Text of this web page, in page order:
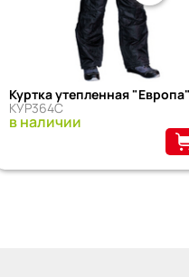
Куртка утепленная
КУР364С
в наличии